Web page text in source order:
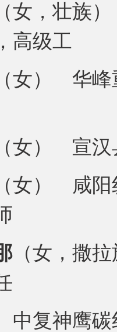
（女，壮族
高级工
女） 华峰
（女） 宣汉
（女） 咸阳
（女，撒
复神鹰碳